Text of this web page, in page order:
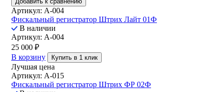
Артикул: A-004
Фискальный регистратор Штрих Лайт 01Ф
В наличии
Артикул: A-004
25 000 ₽
В корзину
Купить в 1 клик
Лучшая цена
Артикул: A-015
Фискальный регистратор Штрих ФР 02Ф